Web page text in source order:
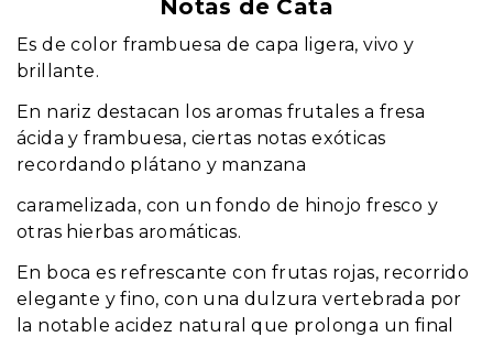
Notas de Cata
Es de color frambuesa de capa ligera, vivo y
brillante.
En nariz destacan los aromas frutales a fresa
ácida y frambuesa, ciertas notas exóticas
recordando plátano y manzana
caramelizada, con un fondo de hinojo fresco y
otras hierbas aromáticas.
En boca es refrescante con frutas rojas, recorrido
elegante y fino, con una dulzura vertebrada por
la notable acidez natural que prolonga un final